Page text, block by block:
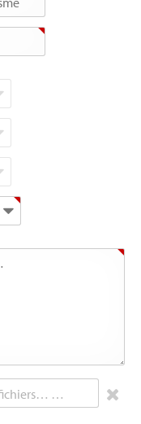
Sélectionnez ou déposez ici vos fichiers… (max. 5 Mo)